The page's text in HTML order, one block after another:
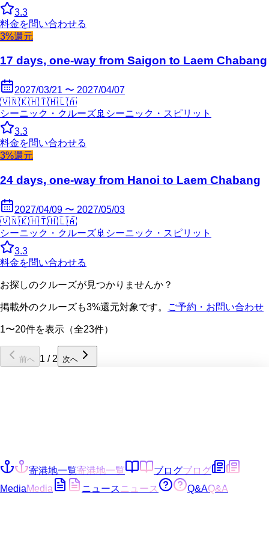
3.3
料金を問い合わせる
3%還元
17 days, one-way from Saigon to Laem Chabang
2027/03/21 〜 2027/04/07
🇻🇳🇰🇭🇹🇭🇱🇦
シーニック・クルーズ🚢 シーニック・スピリット
3.3
料金を問い合わせる
3%還元
24 days, one-way from Hanoi to Laem Chabang
2027/04/09 〜 2027/05/03
🇻🇳🇰🇭🇹🇭🇱🇦
シーニック・クルーズ🚢 シーニック・スピリット
3.3
料金を問い合わせる
お探しのクルーズが見つかりませんか？
掲載外のクルーズも3%還元対象です。 ご予約・お問い合わせ
1〜20件を表示（全23件）
前へ 1 / 2 次へ
寄港地一覧寄港地一覧 ブログブログ
MediaMedia ニュース ニュース Q&AQ&A